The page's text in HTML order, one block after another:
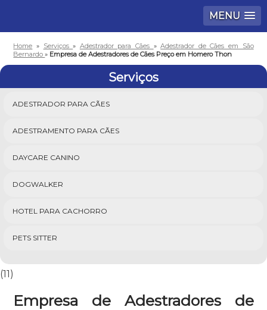
MENU
Home » Serviços» Adestrador para Cães »Adestrador de Cães em São
Bernardo» Empresa de Adestradores de Cães Preço em Homero Thon
Serviços
ADESTRADOR PARA CÃES
ADESTRAMENTO PARA CÃES
DAYCARE CANINO
DOGWALKER
HOTEL PARA CACHORRO
PETS SITTER
(11)
Empresa de Adestradores de